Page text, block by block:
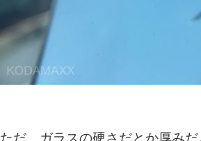
ただ、ガラスの硬さだとか厚み